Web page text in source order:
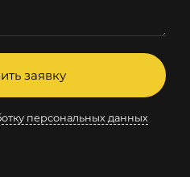
заявку
персональных данных